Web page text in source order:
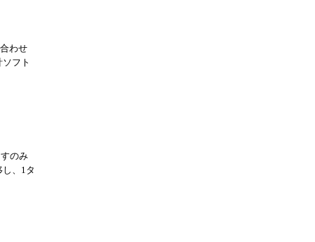
わせ
フト
のみ
、1タ